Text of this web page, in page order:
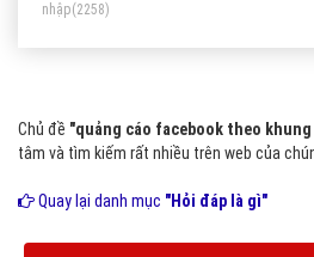
nhập(2258)
Chủ đề "quảng cáo facebook theo
tâm và tìm kiếm rất nhiều trên web của
Quay lại danh mục "Hỏi đáp là gì"